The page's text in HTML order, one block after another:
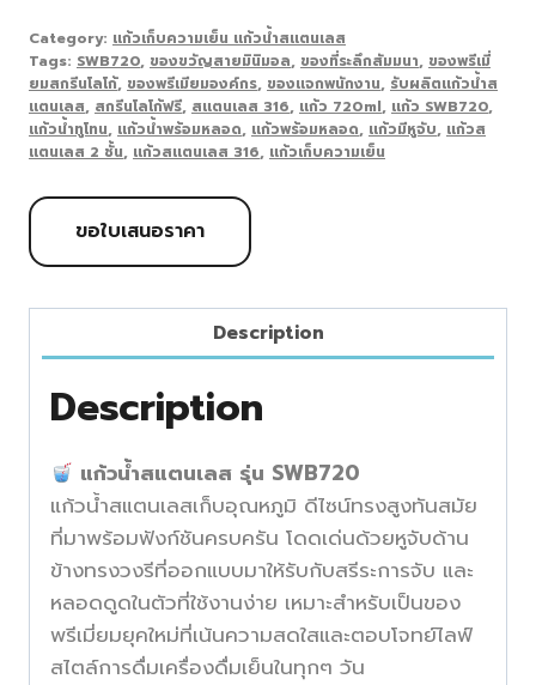
Category: แก้วเก็บความเย็น แก้วน้ำสแตนเลส
Tags: SWB720, ของขวัญสายมินิมอล, ของที่ระลึกสัมมนา, ของพรีเมี่
ยมสกรีนโลโก้, ของพรีเมียมองค์กร, ของแจกพนักงาน, รับผลิตแก้วน้ำส
แตนเลส, สกรีนโลโก้ฟรี, สแตนเลส 316, แก้ว 720ml, แก้ว SWB720,
แก้วน้ำทูโทน, แก้วน้ำพร้อมหลอด, แก้วพร้อมหลอด, แก้วมีหูจับ, แก้วส
แตนเลส 2 ชั้น, แก้วสแตนเลส 316, แก้วเก็บความเย็น
ขอใบเสนอราคา
Description
Description
แก้วน้ำสแตนเลส รุ่น SWB720
แก้วน้ำสแตนเลสเก็บอุณหภูมิ ดีไซน์ทรงสูงทันสมัย
ที่มาพร้อมฟังก์ชันครบครัน โดดเด่นด้วยหูจับด้าน
ข้างทรงวงรีที่ออกแบบมาให้รับกับสรีระการจับ และ
หลอดดูดในตัวที่ใช้งานง่าย เหมาะสำหรับเป็นของ
พรีเมี่ยมยุคใหม่ที่เน้นความสดใสและตอบโจทย์ไลฟ์
สไตล์การดื่มเครื่องดื่มเย็นในทุกๆ วัน